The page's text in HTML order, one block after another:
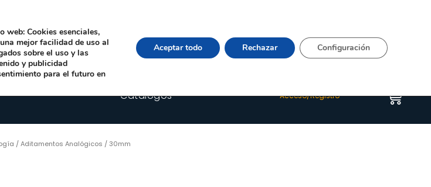
Quienes somos Happyblog Contacto
Catálogos Acceso/Registro
/Aditamentos Analógicos / 30mm
web: Cookies esenciales,
mejor facilidad de uso al
sobre el uso y las
y publicidad
para el futuro en
Aceptar todo Rechazar Configuración